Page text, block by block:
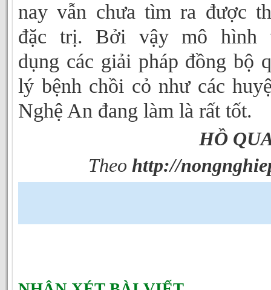
nay vẫn chưa tìm ra được
đặc trị. Bởi vậy mô hình
dụng các giải pháp đồng bộ
lý bệnh chồi cỏ như các
Nghệ An đang làm là rất tốt.
HỒ
Theo http://